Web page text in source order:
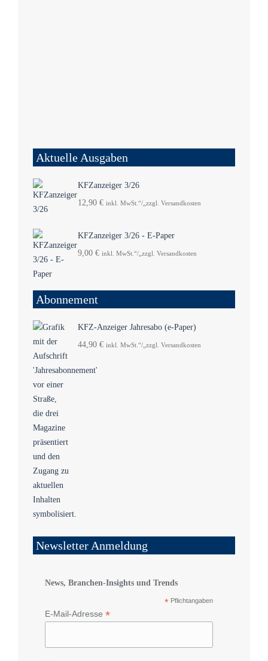
Aktuelle Ausgaben
KFZanzeiger 3/26
12,90 € inkl. MwSt.“/„zzgl. Versandkosten
KFZanzeiger 3/26 - E-Paper
9,00 € inkl. MwSt.“/„zzgl. Versandkosten
Abonnement
KFZ-Anzeiger Jahresabo (e-Paper)
44,90 € inkl. MwSt.“/„zzgl. Versandkosten
Newsletter Anmeldung
News, Branchen-Insights und Trends
* Pflichtangaben
E-Mail-Adresse *